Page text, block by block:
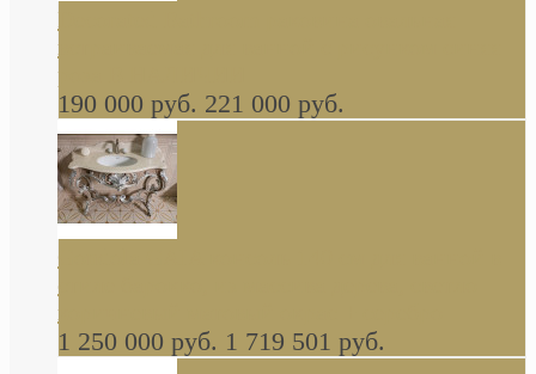
Decorated Bathroom раковина овальная
встраиваемая для ванной с рисунком синяя
роза В НАЛИЧИИ
190 000 руб. 221 000 руб.
стиле барокко, из массива дерева, светло
коричневый матовый окрас + серебро
1 250 000 руб. 1 719 501 руб.